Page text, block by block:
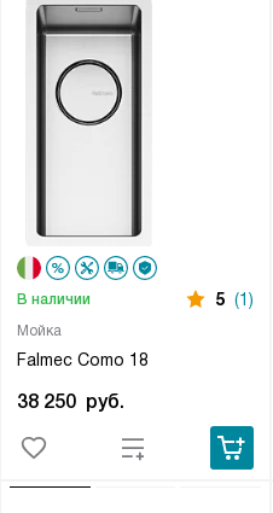
Мойка
Falmec Como 18
В наличии 5 (1)
38 250 руб.